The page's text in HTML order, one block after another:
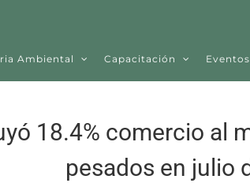
Ambiental Capacitación Eventos
18.4% comercio al
pesados en julio